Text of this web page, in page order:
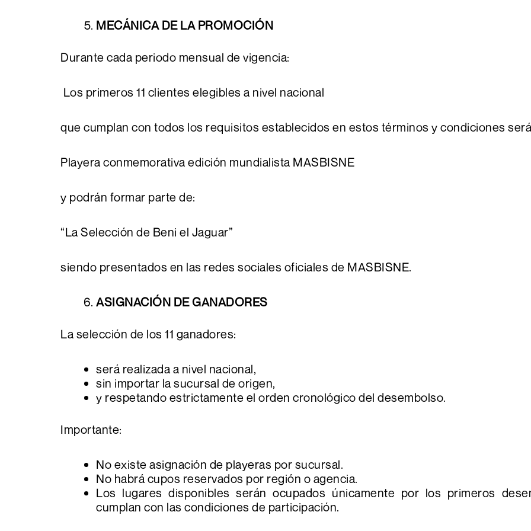
MECÁNICA DE LA PROMOCIÓN
Durante cada periodo mensual de vigencia:
Los primeros 11 clientes elegibles a nivel nacional
que cumplan con todos los requisitos establecidos en estos términos y condiciones
Playera conmemorativa edición mundialista MASBISNE
y podrán formar parte de:
“La Selección de Beni el Jaguar”
siendo presentados en las redes sociales oficiales de MASBISNE.
ASIGNACIÓN DE GANADORES
La selección de los 11 ganadores:
será realizada a nivel nacional,
sin importar la sucursal de origen,
y respetando estrictamente el orden cronológico del desembolso.
Importante:
No existe asignación de playeras por sucursal.
No habrá cupos reservados por región o agencia.
Los lugares disponibles serán ocupados únicamente por los primeros
cumplan con las condiciones de participación.